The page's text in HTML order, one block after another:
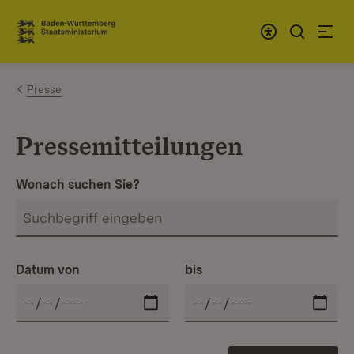
Zum Inhalt springen
Link zur Startseite
Presse
Pressemitteilungen
Wonach suchen Sie?
Datum von bis